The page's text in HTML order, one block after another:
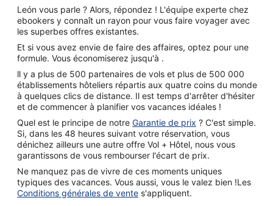
León vous parle ? Alors, répondez ! L'équipe experte chez
ebookers y connaît un rayon pour vous faire voyager avec
les superbes offres existantes.
Et si vous avez envie de faire des affaires, optez pour une
formule. Vous économiserez jusqu'à .
ll y a plus de 500 partenaires de vols et plus de 500 000
établissements hôteliers répartis aux quatre coins du monde
à quelques clics de distance. Il est temps d'arrêter d'hésiter
et de commencer à planifier vos vacances idéales !
Quel est le principe de notre Garantie de prix ? C'est simple.
Si, dans les 48 heures suivant votre réservation, vous
dénichez ailleurs une autre offre Vol + Hôtel, nous vous
garantissons de vous rembourser l'écart de prix.
Ne manquez pas de vivre de ces moments uniques
typiques des vacances. Vous aussi, vous le valez bien !Les
Conditions générales de vente s'appliquent.